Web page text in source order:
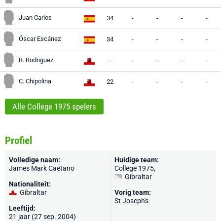
Juan Carlos 34 - - - -
Óscar Escánez 34 - - - -
R. Rodriguez - - - - -
C. Chipolina 22 - - - -
Alle College 1975 spelers
Profiel
Volledige naam:
James Mark Caetano
Nationaliteit:
Gibraltar
Leeftijd:
21 jaar (27 sep. 2004)
Huidige team:
College 1975,
Gibraltar
Vorig team:
St Joseph's